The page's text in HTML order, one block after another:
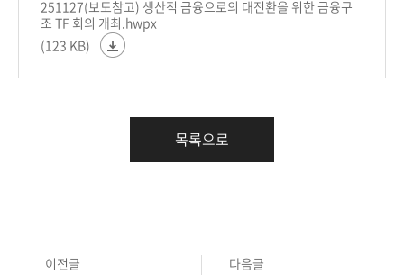
251127(보도참고) 생산적 금융으로의 대전환을 위한 금융구
조 TF 회의 개최.hwpx
(123 KB)
목록으로
이전글 다음글